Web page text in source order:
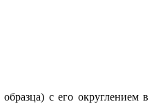
с его округлением в